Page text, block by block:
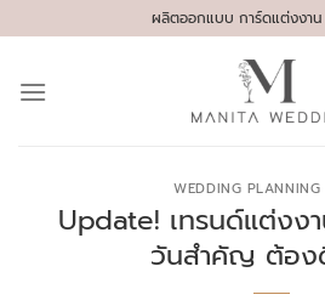
to
ผลิตออกแบบ การ์ดแต่งงาน
WEDDING PLANNING
Update! เทรนด์แต่งง
วันสำคัญ ต้อง